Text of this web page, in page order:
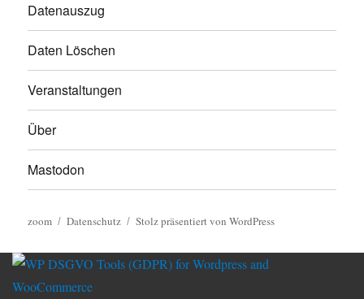
Datenauszug
Daten Löschen
Veranstaltungen
Über
Mastodon
zoom Datenschutz Stolz präsentiert von WordPress